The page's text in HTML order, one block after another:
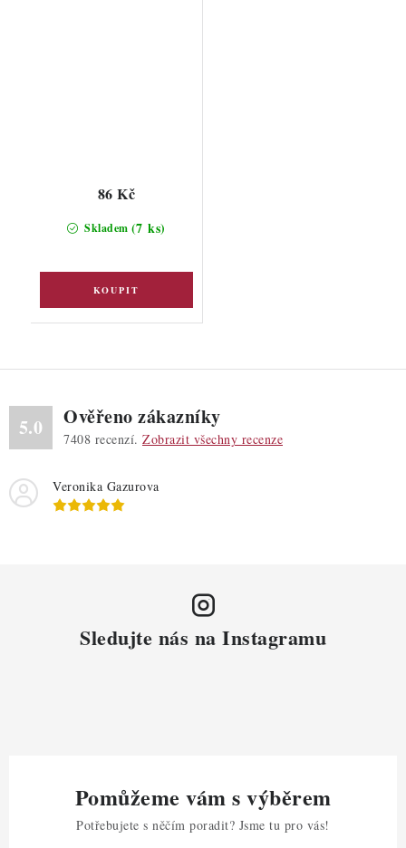
Skladem (7 ks)
86 Kč
5.0 Ověřeno zákazníky
7408 recenzí. Zobrazit všechny recenze
Veronika Gazurova
Sledujte nás na Instagramu
Pomůžeme vám s výběrem
Potřebujete s něčím poradit? Jsme tu pro vás!